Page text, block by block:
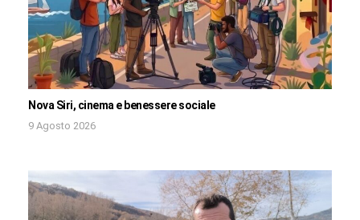
Nova Siri, cinema e benessere sociale
9 Agosto 2026